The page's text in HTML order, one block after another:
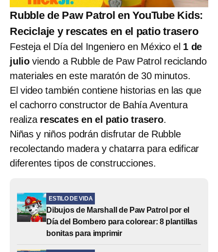
Rubble de Paw Patrol en YouTube Kids:
Reciclaje y rescates en el patio trasero
Festeja el Día del Ingeniero en México el 1 de
julioviendo a Rubble de Paw Patrol reciclando
materiales en este maratón de 30 minutos.
El video también contiene historias en las que
el cachorro constructor de Bahía Aventura
realiza rescates en el patio trasero.
Niñas y niños podrán disfrutar de Rubble
recolectando madera y chatarra para edificar
diferentes tipos de construcciones.
ESTILO DE VIDA
Dibujos de Marshall de Paw Patrol por el
Día del Bombero para colorear: 8 plantillas
bonitas para imprimir